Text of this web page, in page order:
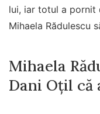
lui, iar totul a pornit
Mihaela Rădulescu
Mihaela
Dani Oțil că